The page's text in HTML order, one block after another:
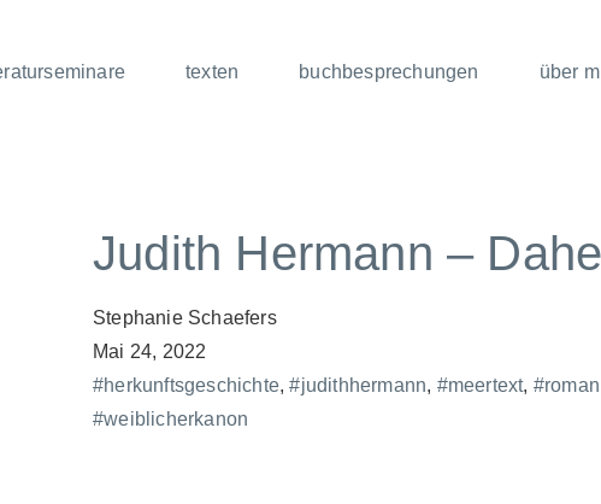
texten buchbesprechungen über
Judith Hermann –
Stephanie Schaefers
Mai 24, 2022
#herkunftsgeschichte,#judithhermann, #meertext, #roman
#weiblicherkanon